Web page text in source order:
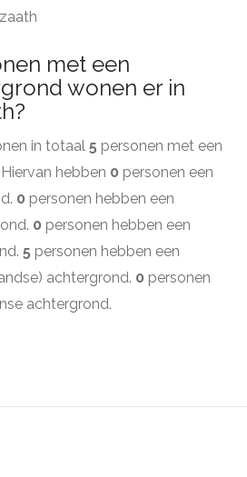
met een
wonen er in
in totaal 5 personen met een
hebben 0 personen een
0 personen hebben een
0 personen hebben een
5 personen hebben een
achtergrond. 0 personen
achtergrond.